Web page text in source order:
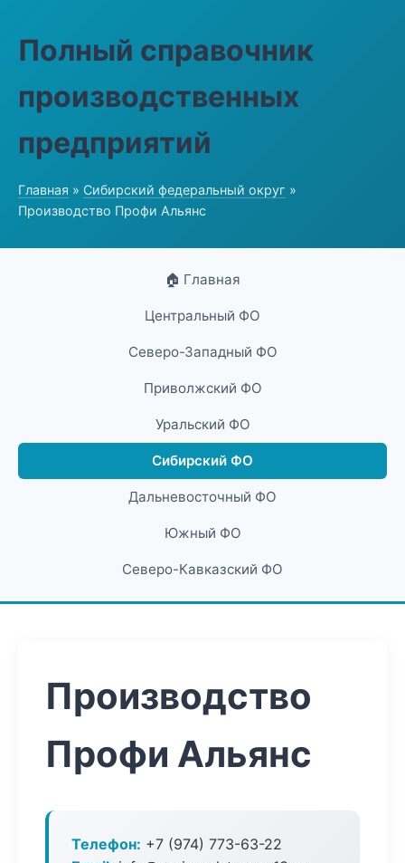
Полный справочник
производственных
предприятий
Главная » Сибирский федеральный округ »
Производство Профи Альянс
🏠 Главная
Центральный ФО
Северо-Западный ФО
Приволжский ФО
Уральский ФО
Сибирский ФО
Дальневосточный ФО
Южный ФО
Северо-Кавказский ФО
Производство
Профи Альянс
Телефон: +7 (974) 773-63-22